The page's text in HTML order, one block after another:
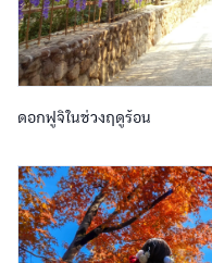
ดอกฟูจิในช่วงฤดูร้อน